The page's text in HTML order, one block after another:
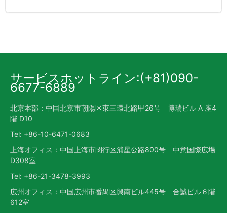
サービスホットライン:(+81)090-
6677-6889
北京本部：中国北京市朝陽区東三環北路甲26号 博瑞ビル A 座4
階 D10
Tel: +86-10-6471-0683
上海オフィス：中国上海市閔行区浦星公路800号 中意国際広場
D308室
Tel: +86-21-3478-3993
広州オフィス：中国広州市番禺区興南ビル445号 合誠ビル６階
612室